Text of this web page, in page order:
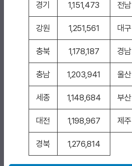
경기 1,151,473 전남
강원 1,251,561 대구
충북 1,178,187 경남
충남 1,203,941 울산
세종 1,148,684 부산
대전 1,198,967 제주
경북 1,276,814